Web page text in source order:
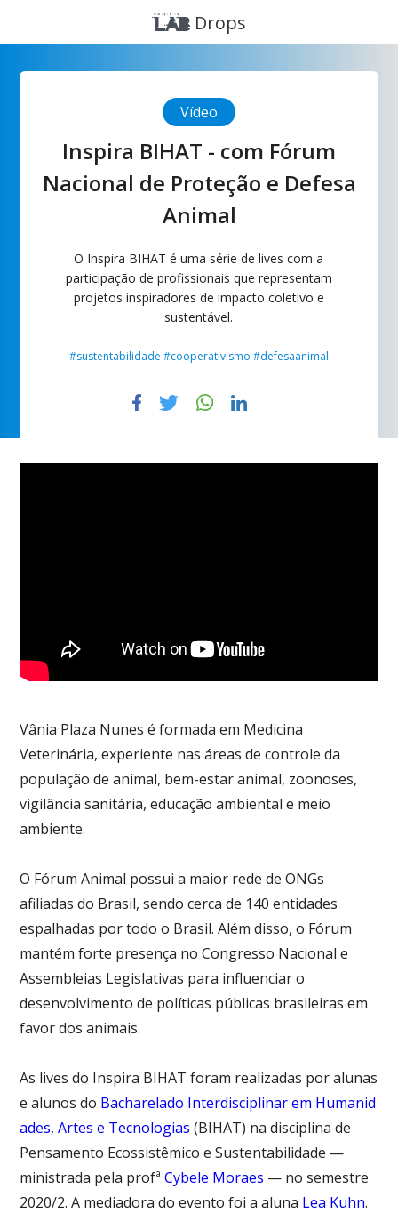
Drops
Vídeo
Inspira BIHAT - com Fórum
Nacional de Proteção e Defesa
Animal
O Inspira BIHAT é uma série de lives com a
participação de profissionais que representam
projetos inspiradores de impacto coletivo e
sustentável.
#sustentabilidade #cooperativismo #defesaanimal
Vânia Plaza Nunes éformada em Medicina
Veterinária, experiente nas áreas de controle da
população de animal, bem-estar animal, zoonoses,
vigilância sanitária, educação ambiental e meio
ambiente.
O Fórum Animal possui a maior rede de ONGs
afiliadas do Brasil, sendo cerca de 140 entidades
espalhadas por todo o Brasil. Além disso, o Fórum
mantém forte presença no Congresso Nacional e
Assembleias Legislativas para influenciar o
desenvolvimento de políticas públicas brasileiras em
favor dos animais.
As lives do Inspira BIHAT foram realizadas por alunas
e alunos do Bacharelado Interdisciplinar em Humanid
ades, Artes e Tecnologias (BIHAT) na disciplina de
Pensamento Ecossistêmico e Sustentabilidade —
ministrada pela profªCybele Moraes — no semestre
2020/2. A mediadora do evento foi a aluna Lea Kuhn.